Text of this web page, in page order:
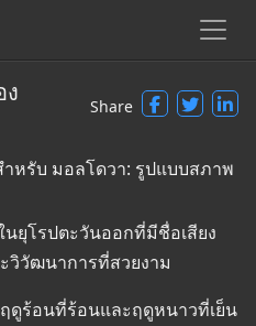
Share
หรับ มอลโดวา: รูปแบบสภาพ
นยุโรปตะวันออกที่มีชื่อเสียง
วิวัฒนาการที่สวยงาม
ดูร้อนที่ร้อนและฤดูหนาวที่เย็น